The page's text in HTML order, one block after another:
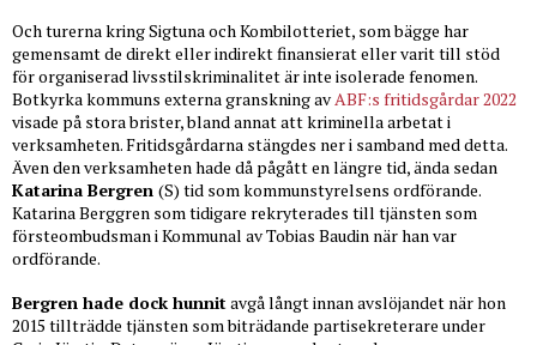
Och turerna kring Sigtuna och Kombilotteriet, som bägge har
gemensamt de direkt eller indirekt finansierat eller varit till stöd
för organiserad livsstilskriminalitet är inte isolerade fenomen.
Botkyrka kommuns externa granskning avABF:s fritidsgårdar 2022
visade på stora brister, bland annat att kriminella arbetat i
verksamheten. Fritidsgårdarna stängdes ner i samband med detta.
Även den verksamheten hade då pågått en längre tid, ända sedan
Katarina Bergren (S) tid som kommunstyrelsens ordförande.
Katarina Berggren som tidigare rekryterades till tjänsten som
försteombudsman i Kommunal av Tobias Baudin när han var
ordförande.
Bergren hade dock hunnit avgå långt innan avslöjandet när hon
2015 tillträdde tjänsten som biträdande partisekreterare under